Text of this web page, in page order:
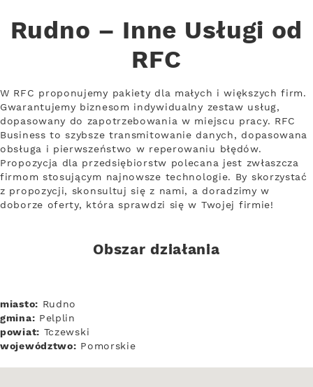
Rudno – Inne Usługi od
RFC
W RFC proponujemy pakiety dla małych i większych firm.
Gwarantujemy biznesom indywidualny zestaw usług,
dopasowany do zapotrzebowania w miejscu pracy. RFC
Business to szybsze transmitowanie danych, dopasowana
obsługa i pierwszeństwo w reperowaniu błędów.
Propozycja dla przedsiębiorstw polecana jest zwłaszcza
firmom stosującym najnowsze technologie. By skorzystać
z propozycji, skonsultuj się z nami, a doradzimy w
doborze oferty, która sprawdzi się w Twojej firmie!
Obszar działania
miasto: Rudno
gmina: Pelplin
powiat: Tczewski
województwo: Pomorskie